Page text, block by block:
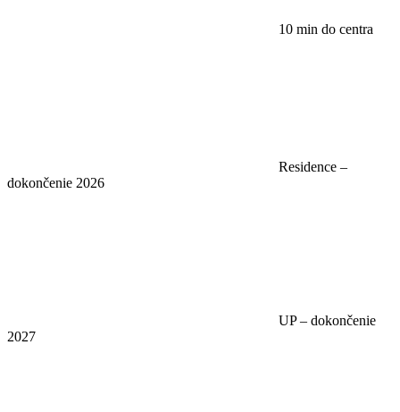
10 min do centra
Residence –
dokončenie 2026
UP – dokončenie
2027